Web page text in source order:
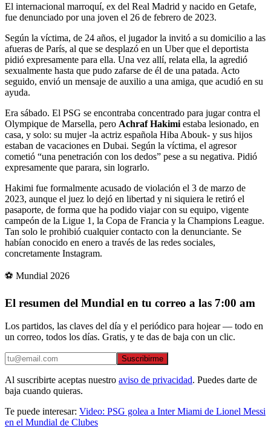
El internacional marroquí, ex del Real Madrid y nacido en Getafe,
fue denunciado por una joven el 26 de febrero de 2023.
Según la víctima, de 24 años, el jugador la invitó a su domicilio a las
afueras de París, al que se desplazó en un Uber que el deportista
pidió expresamente para ella. Una vez allí, relata ella, la agredió
sexualmente hasta que pudo zafarse de él de una patada. Acto
seguido, envió un mensaje de auxilio a una amiga, que acudió en su
ayuda.
Era sábado. El PSG se encontraba concentrado para jugar contra el
Olympique de Marsella, pero Achraf Hakimi estaba lesionado, en
casa, y solo: su mujer -la actriz española Hiba Abouk- y sus hijos
estaban de vacaciones en Dubai. Según la víctima, el agresor
cometió “una penetración con los dedos” pese a su negativa. Pidió
expresamente que parara, sin lograrlo.
Hakimi fue formalmente acusado de violación el 3 de marzo de
2023, aunque el juez lo dejó en libertad y ni siquiera le retiró el
pasaporte, de forma que ha podido viajar con su equipo, vigente
campeón de la Ligue 1, la Copa de Francia y la Champions League.
Tan solo le prohibió cualquier contacto con la denunciante. Se
habían conocido en enero a través de las redes sociales,
concretamente Instagram.
⚽ Mundial 2026
El resumen del Mundial en tu correo a las 7:00 am
Los partidos, las claves del día y el periódico para hojear — todo en
un correo, todos los días. Gratis, y te das de baja con un clic.
Suscribirme
Al suscribirte aceptas nuestro aviso de privacidad. Puedes darte de
baja cuando quieras.
Te puede interesar: Video: PSG golea a Inter Miami de Lionel Messi
en el Mundial de Clubes